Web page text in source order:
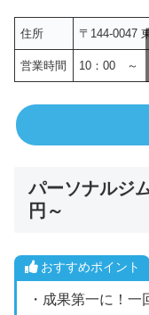
住所 〒144-0047
営業時間 10：00 ～
パーソナルジ
円～
おすすめポイント
・成果第一に！